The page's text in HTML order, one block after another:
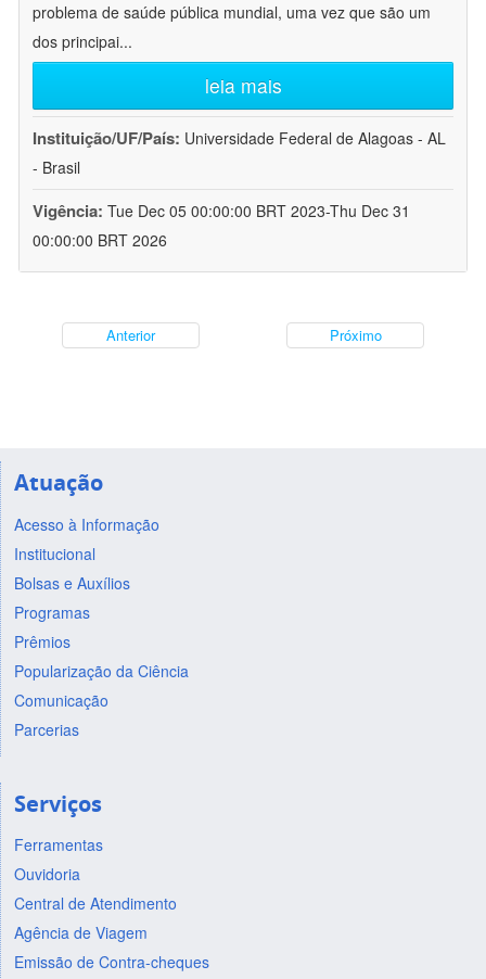
problema de saúde pública mundial, uma vez que são um
dos principai...
leia mais
Instituição/UF/País: Universidade Federal de Alagoas - AL
- Brasil
Vigência: Tue Dec 05 00:00:00 BRT 2023-Thu Dec 31
00:00:00 BRT 2026
Anterior Próximo
Atuação
Acesso à Informação
Institucional
Bolsas e Auxílios
Programas
Prêmios
Popularização da Ciência
Comunicação
Parcerias
Serviços
Ferramentas
Ouvidoria
Central de Atendimento
Agência de Viagem
Emissão de Contra-cheques